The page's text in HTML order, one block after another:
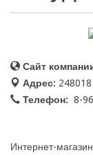
Сайт
Адрес:
Телефон: 8-
Интернет-